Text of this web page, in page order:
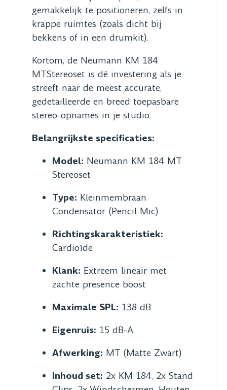
gemakkelijk te positioneren, zelfs in
krappe ruimtes (zoals dicht bij
bekkens of in een drumkit).
Kortom, de Neumann KM 184
MTStereoset is dé investering als je
streeft naar de meest accurate,
gedetailleerde en breed toepasbare
stereo-opnames in je studio.
Belangrijkste specificaties:
Model: Neumann KM 184 MT
Stereoset
Type: Kleinmembraan
Condensator (Pencil Mic)
Richtingskarakteristiek:
Cardioïde
Klank: Extreem lineair met
zachte presence boost
Maximale SPL: 138 dB
Eigenruis: 15 dB-A
Afwerking: MT (Matte Zwart)
Inhoud set: 2x KM 184, 2x Stand